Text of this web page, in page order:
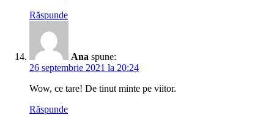
Răspunde
Ana spune:
26 septembrie 2021 la 20:24
Wow, ce tare! De tinut minte pe viitor.
Răspunde